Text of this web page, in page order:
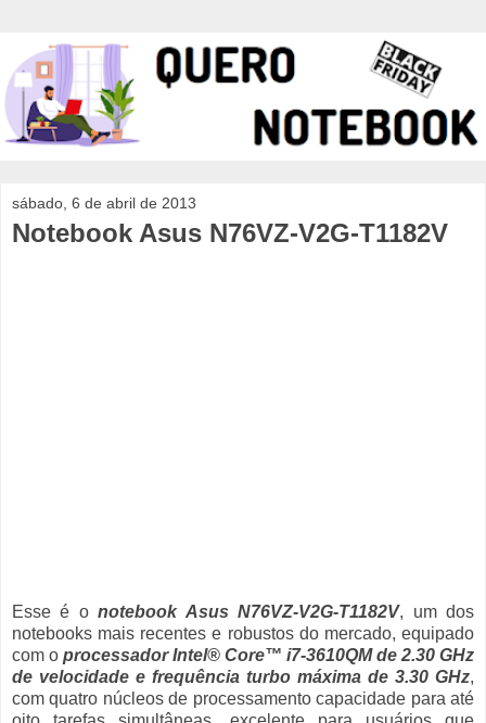
sábado, 6 de abril de 2013
Notebook Asus N76VZ-V2G-T1182V
Esse é onotebook Asus N76VZ-V2G-T1182V, um dos
notebooks mais recentes e robustos do mercado, equipado
com o processador Intel® Core™ i7-3610QM de 2.30 GHz
de velocidade e frequência turbo máxima de 3.30 GHz,
com quatro núcleos de processamento capacidade para até